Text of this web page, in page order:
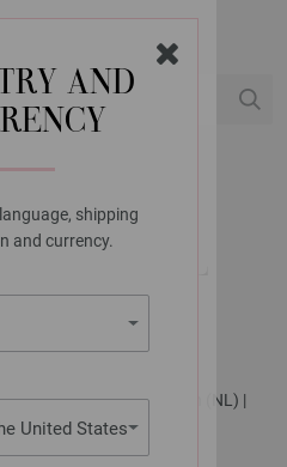
AND
shipping
and currency.
United States
GROSSA
COOL
LACE
(DE) + Breibeschrijvingen (NL) |
3